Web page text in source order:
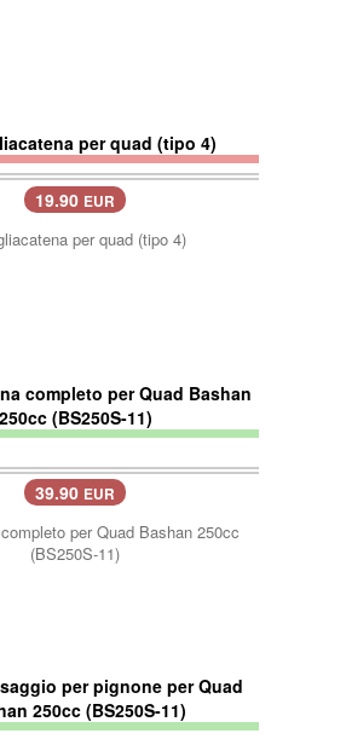
19.90 EUR
per quad (tipo 4)
39.90 EUR
per Quad Bashan 250cc
(BS250S-11)